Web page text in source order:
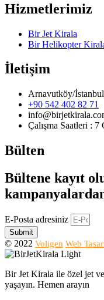
Hizmetlerimiz
Bir Jet Kirala
Bir Helikopter
İletişim
Arnavutköy/İstanbul
+90 542 402 82 71
Çalışma Saatleri : 7
Bülten
Bültene kayıt
E-Posta adresiniz
Submit
© 2022 Voligen Web
Bir Jet Kirala ile özel jet
yaşayın. Hemen arayın